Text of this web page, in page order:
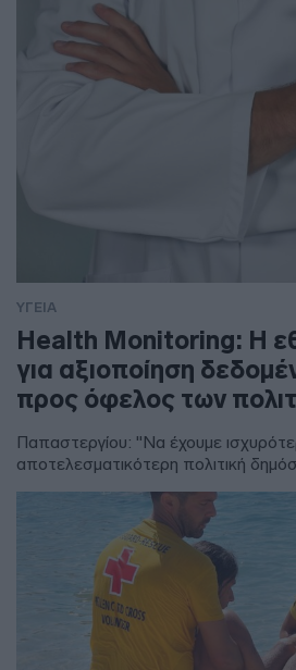
ΥΓΕΙΑ
Health Monitoring: Η
για αξιοποίηση
προς όφελος των
Παπαστεργίου: "Να έχουμε
αποτελεσματικότερη πολιτική